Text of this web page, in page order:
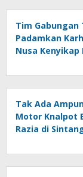
Tim Gabungan
Padamkan
Nusa Kenyikap
Tak Ada
Motor Knalpot
Razia di